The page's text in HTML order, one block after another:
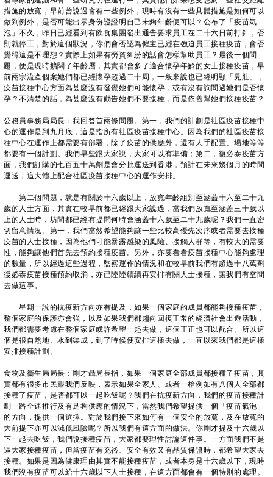
措施的放寬，早前曾說過會有一些例外，現時有沒有一些具體措施是如何可以
做到例外，是否可能出示身份證證明自己未夠年齡便可以？公布了「疫苗氣
泡」不久，昨日已經看到有飲食集團發出通告要求員工在二十六日前打針，否
則就停工，對於這個狀況，你們會否認為僱主已經在強迫員工接種疫苗，會否
覺得這是不理想？實際上如果有勞資糾紛的話會怎樣幫助員工？最後一個問
題，便是現時擴闊了年齡層，其實都會多了適合懷孕年齡的女士接種疫苗，早
前兩宗流產個案她們都已經懷孕超過二十周，一般來說也已經明顯「見肚」，
疫苗接種中心方面為甚麼沒有發覺她們可能懷孕，或有沒有詢問過她們是否懷
孕？不清楚的話，為甚麼沒有勸告她們不要接種，而是依舊幫她們接種疫苗？
公務員事務局局長：我回答首兩條問題。第一，我們的計劃是社區疫苗接種中
心的運作是到九月底，這是指所有社區疫苗接種中心。因為我們的社區疫苗接
種中心在運作上都需要有部署，除了疫苗的供應外，還有人手配置、場地等等
都要有一個計劃。我們早些跟大家說，大家可以有準備；第二，復必泰疫苗方
面，我們訂購的七百五十萬劑是會分批運送到香港，預計在未來幾個月的時間
運送，這大體上配合社區疫苗接種中心的運作安排。
第二個問題，就是有關於十六歲以上，放寬年齡組別至涵蓋十六至二十九
歲的人士方面，其實在較早前都已經跟大家說過，當我們放寬至涵蓋三十歲以
上的人士時，坊間都已經有提問何時會涵蓋十六歲至二十九歲呢？我們一直密
切留意情況。第一，我們當然希望能夠讓一些比較高優先次序或者需要去接種
疫苗的人士接種，因為他們可能暴露感染的風險、接觸人群等，有較大的需要
性，能夠讓他們首先去預約接種疫苗。另外，亦要看看疫苗接種中心能夠處理
的數量，所以經過這些過程，監察運作的情況和在較早前我們有超過十八萬劑
復必泰疫苗接種預約取消，亦已陸陸續續再安排有關人士接種，讓我們有空間
去做這事。
星期一說的抗疫新方向亦有提及，如果一個家庭的成員都能夠接種疫苗，
整個家庭的保護亦會強，以及如果我們都趨向回復正常的經濟社會出遊活動，
我們都需要考慮在整個家庭或許希望一起去做，這個正正也可以配合。所以這
個是很自然地、水到渠成，到了時候便安排這樣去做，一直以來我們都是這樣
安排接種計劃。
食物及衞生局局長：剛才聶局長指，如果一個家庭全部成員都接種了疫苗，其
實都有很多市民跟我們反映，表示如果全家人、或者一枱例如有八個人全部都
接種了疫苗，是否都可以一起吃飯呢？我們在抗疫新方向，我們的疫苗接種計
劃一路全速推行及有足夠供應的情況下，當然我們希望提供一個「疫苗氣泡」
的方向，提供一個選擇。對於我們接下來如何有一個安全的放寬，及在放寬的
大前提下亦可以減低風險呢？所以我們有這方面的做法。你剛才提及十六歲以
下一起去吃飯，我們說接種疫苗，大家都要理性討論這件事。一方面我們不是
逼大家接種疫苗，但當疫苗有充裕、安全有效又有品質保證時，都希望大家去
接種。如果是因為健康理由其實不能接種疫苗，或者本身是十六歲以下，現時
我們沒有疫苗可以給十六歲以下人士接種，在這方面都會有一個特別的處理。